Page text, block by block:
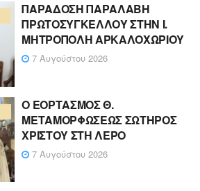
ΠΑΡΑΔΟΣΗ ΠΑΡΑΛΑΒΗ
ΠΡΩΤΟΣΥΓΚΕΛΛΟΥ ΣΤΗΝ Ι.
ΜΗΤΡΟΠΟΛΗ ΑΡΚΑΛΟΧΩΡΙΟΥ
7 Αυγούστου 2026
Ο ΕΟΡΤΑΣΜΟΣ Θ.
ΜΕΤΑΜΟΡΦΩΣΕΩΣ ΣΩΤΗΡΟΣ
ΧΡΙΣΤΟΥ ΣΤΗ ΛΕΡΟ
7 Αυγούστου 2026